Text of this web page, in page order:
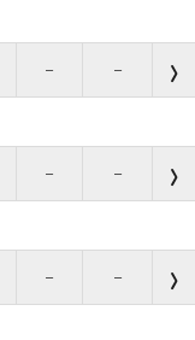
– –
– –
– –